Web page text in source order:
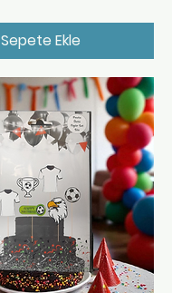
Sepete Ekle